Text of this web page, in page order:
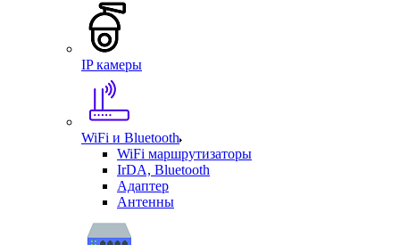
IP камеры
WiFi и Bluetooth
WiFi маршрутизаторы
IrDA, Bluetooth
Адаптер
Антенны